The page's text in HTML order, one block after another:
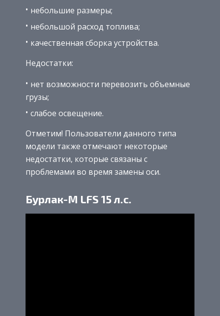
небольшие размеры;
небольшой расход топлива;
качественная сборка устройства.
Недостатки:
нет возможности перевозить объемные
грузы;
слабое освещение.
Отметим! Пользователи данного типа
модели также отмечают некоторые
недостатки, которые связаны с
проблемами во время замены оси.
Бурлак-М LFS 15 л.с.